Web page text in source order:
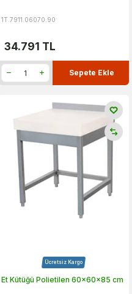
1T.7911.06070.90
34.791 TL
Sepete Ekle
Ücretsiz Kargo
Et Kütüğü Polietilen 60x60x85 cm